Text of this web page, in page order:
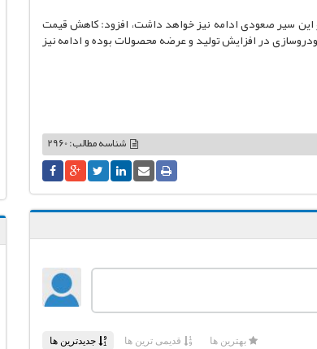
و این سیر صعودی ادامه نیز خواهد داشت، افزود: کاهش قیمت
در افزایش تولید و عرضه محصولات بوده و ادامه نیز
شناسه مطالب: 2960